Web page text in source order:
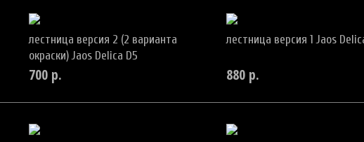
лестница версия 2 (2 варианта
окраски) Jaos Delica D5
700 р.
лестница версия 1 Jaos
880р.